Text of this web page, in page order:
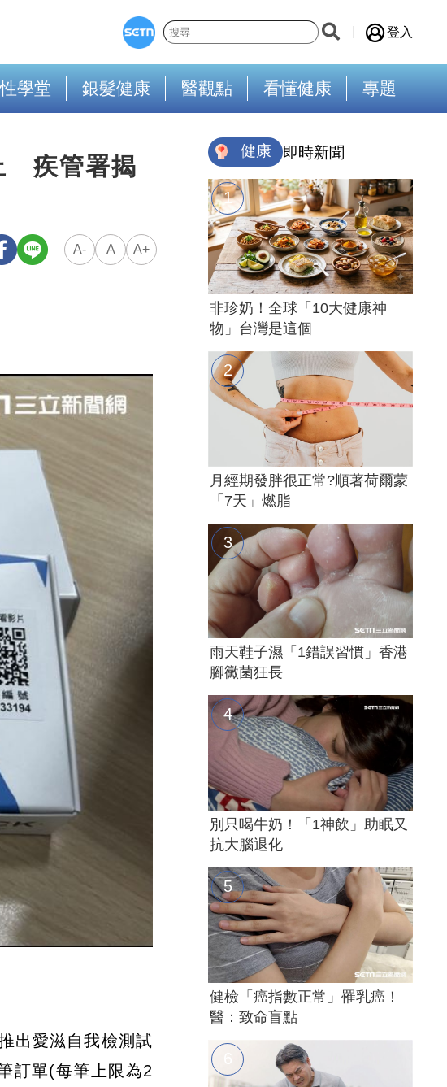
登入
學堂 銀髮健康 醫觀點 看懂健康 專題
疾管署揭
A- A A+
出愛滋自我檢測試
訂單(每筆上限為2
健康 即時新聞
非珍奶！全球「10大健康神
物」台灣是這個
月經期發胖很正常?順著荷爾蒙
「7天」燃脂
雨天鞋子濕「1錯誤習慣」香港
腳黴菌狂長
別只喝牛奶！「1神飲」助眠又
抗大腦退化
健檢「癌指數正常」罹乳癌！
醫：致命盲點